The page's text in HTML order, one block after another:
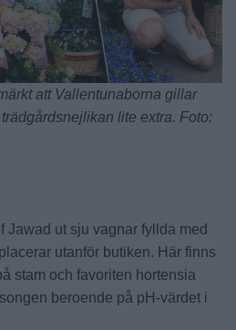
att Vallentunaborna gillar
lite extra. Foto:
Jawad ut sju vagnar fyllda med
utanför butiken. Här finns
stam och favoriten hortensia
beroende på pH-värdet i